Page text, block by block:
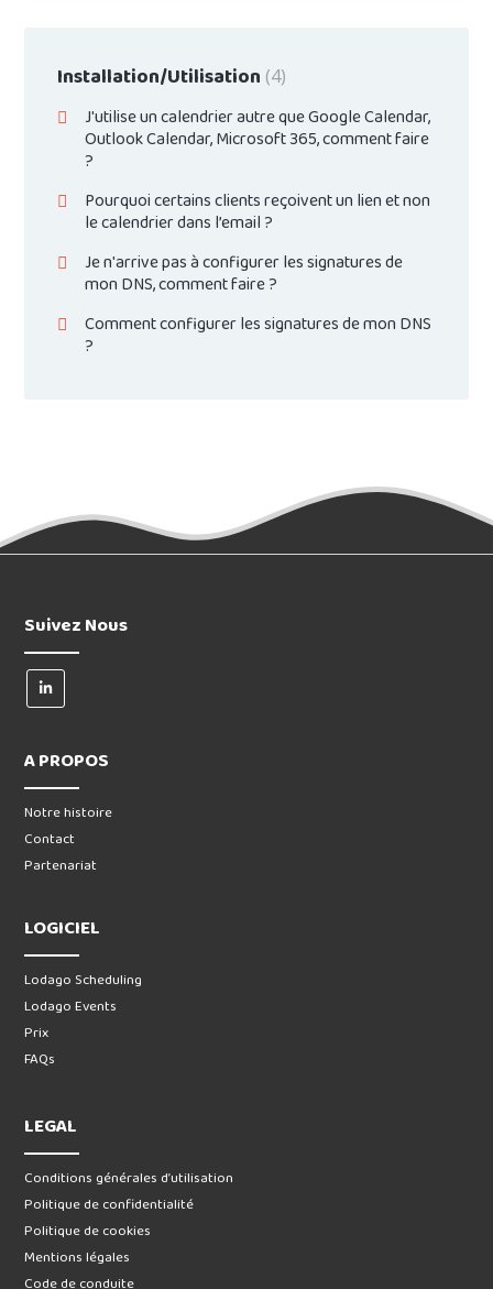
Installation/Utilisation 4
J'utilise un calendrier autre que Google Calendar,
Outlook Calendar, Microsoft 365, comment faire
?
Pourquoi certains clients reçoivent un lien et non
le calendrier dans l’email ?
Je n'arrive pas à configurer les signatures de
mon DNS, comment faire ?
Comment configurer les signatures de mon DNS
?
Suivez Nous
A PROPOS
Notre histoire
Contact
Partenariat
LOGICIEL
Lodago Scheduling
Lodago Events
Prix
FAQs
LEGAL
Conditions générales d’utilisation
Politique de confidentialité
Politique de cookies
Mentions légales
Code de conduite